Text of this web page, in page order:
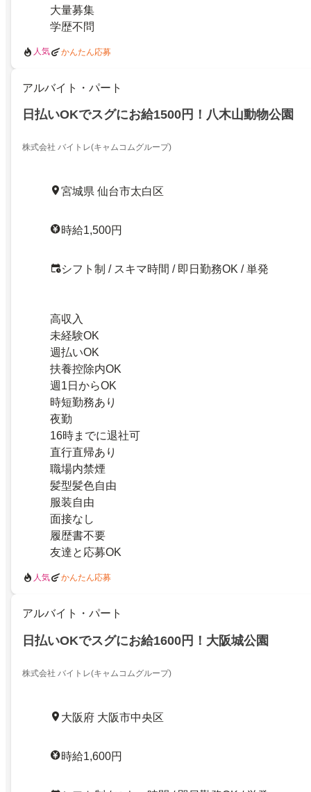
大量募集
学歴不問
人気 かんたん応募
アルバイト・パート
日払いOKでスグにお給1500円！八木山動物公園
株式会社 バイトレ(キャムコムグループ)
宮城県 仙台市太白区
時給1,500円
シフト制 / スキマ時間 / 即日勤務OK / 単発
高収入
未経験OK
週払いOK
扶養控除内OK
週1日からOK
時短勤務あり
夜勤
16時までに退社可
直行直帰あり
職場内禁煙
髪型髪色自由
服装自由
面接なし
履歴書不要
友達と応募OK
人気 かんたん応募
アルバイト・パート
日払いOKでスグにお給1600円！大阪城公園
株式会社 バイトレ(キャムコムグループ)
大阪府 大阪市中央区
時給1,600円